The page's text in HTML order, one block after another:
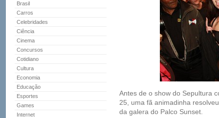
Brasil
Carros
Celebridades
Ciência
Cinema
Concursos
Cotidiano
Cultura
Economia
Educação
Esportes
Games
Internet
Antes de o show do Sepultura
25, uma fã animadinha
da galera do Palco Sunset.